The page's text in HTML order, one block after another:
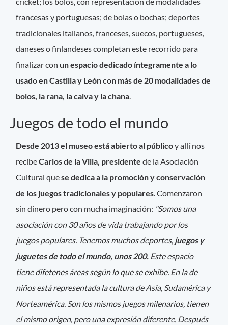
francesas y portuguesas; de bolas o bochas; deportes
tradicionales italianos, franceses, suecos, portugueses,
daneses o finlandeses completan este recorrido para
finalizar con un espacio dedicado íntegramente a lo
usado en Castilla y León con más de 20 modalidades de
bolos, la rana, la calva y la chana.
Juegos de todo el mundo
Desde 2013 el museo está abierto al públicoy allí nos
recibeCarlos de la Villa, presidente de la Asociación
Cultural quese dedica a la promoción y conservación
de los juegos tradicionales y populares. Comenzaron
sin dinero pero con mucha imaginación: "Somos una
asociación con 30 años de vida trabajando por los
juegos populares. Tenemos muchos deportes, juegos y
juguetes de todo el mundo, unos 200. Este espacio
tiene difetenes áreas según lo que se exhibe. En la de
niños está representada la cultura de Asia, Sudamérica y
Norteamérica. Son los mismos juegos milenarios, tienen
el mismo origen, pero una expresión diferente. Después